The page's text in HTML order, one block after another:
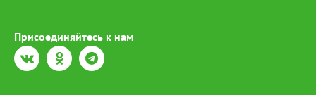
Присоединяйтесь к нам